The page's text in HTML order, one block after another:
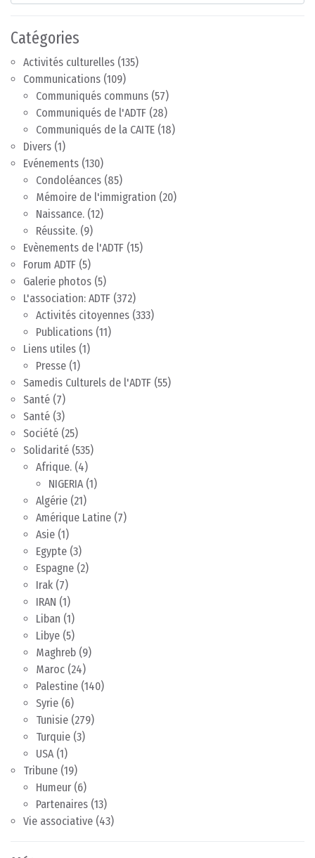
Catégories
Activités culturelles (135)
Communications (109)
Communiqués communs (57)
Communiqués de l'ADTF (28)
Communiqués de la CAITE (18)
Divers (1)
Evénements (130)
Condoléances (85)
Mémoire de l'immigration (20)
Naissance. (12)
Réussite. (9)
Evènements de l'ADTF (15)
Forum ADTF (5)
Galerie photos (5)
L'association: ADTF (372)
Activités citoyennes (333)
Publications (11)
Liens utiles (1)
Presse (1)
Samedis Culturels de l'ADTF (55)
Santé (7)
Santé (3)
Société (25)
Solidarité (535)
Afrique. (4)
NIGERIA(1)
Algérie (21)
Amérique Latine (7)
Asie (1)
Egypte (3)
Espagne (2)
Irak (7)
IRAN (1)
Liban (1)
Libye (5)
Maghreb (9)
Maroc (24)
Palestine (140)
Syrie (6)
Tunisie (279)
Turquie (3)
USA(1)
Tribune (19)
Humeur (6)
Partenaires (13)
Vie associative (43)